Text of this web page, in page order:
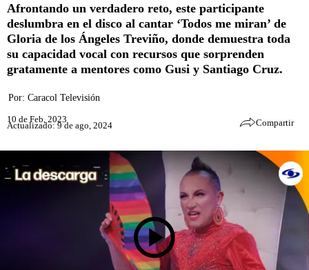
Afrontando un verdadero reto, este participante
deslumbra en el disco al cantar ‘Todos me miran’ de
Gloria de los Ángeles Treviño, donde demuestra toda
su capacidad vocal con recursos que sorprenden
gratamente a mentores como Gusi y Santiago Cruz.
Por: Caracol Televisión
10 de Feb, 2023
Actualizado: 9 de ago, 2024 Compartir